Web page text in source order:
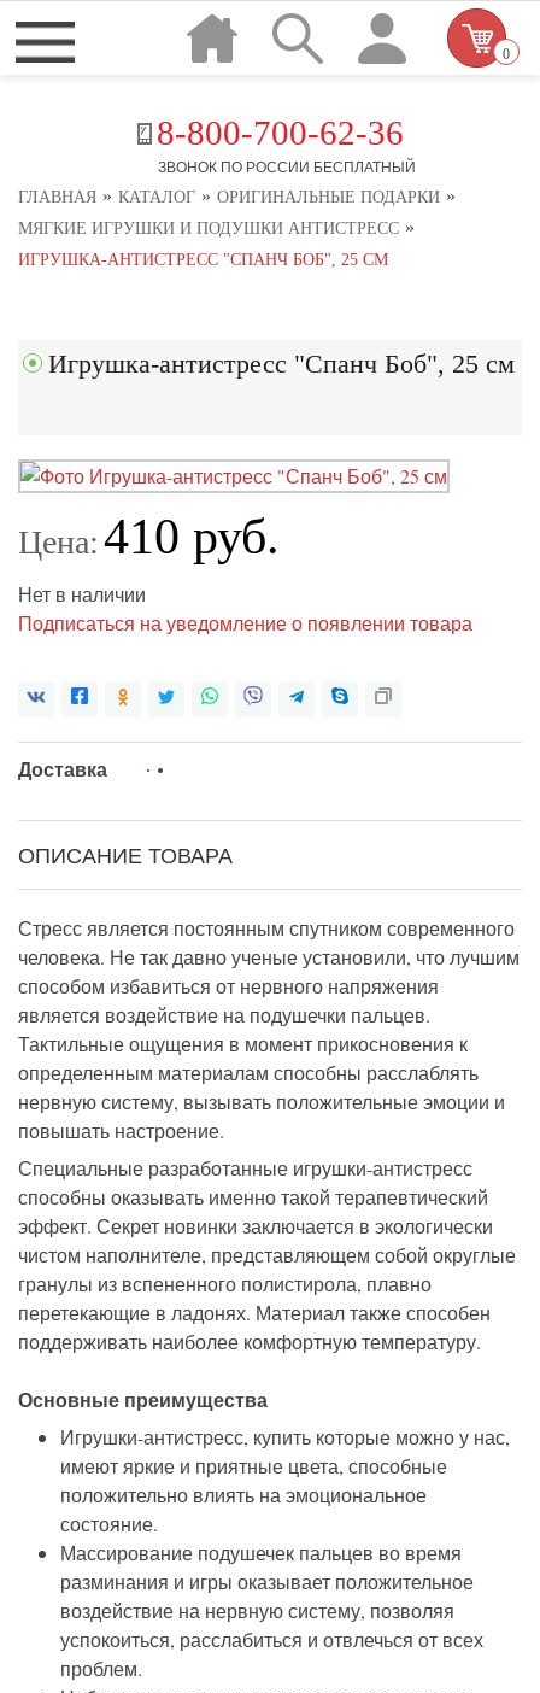
8-800-700-62-36
ЗВОНОК ПО РОССИИ БЕСПЛАТНЫЙ
0
ГЛАВНАЯ » КАТАЛОГ » ОРИГИНАЛЬНЫЕ ПОДАРКИ »
МЯГКИЕ ИГРУШКИ И ПОДУШКИ АНТИСТРЕСС »
ИГРУШКА-АНТИСТРЕСС "СПАНЧ БОБ", 25 СМ
Игрушка-антистресс "Спанч Боб", 25 см
Цена:410 руб.
Нет в наличии
Подписаться на уведомление о появлении товара
Доставка
ОПИСАНИЕ ТОВАРА
Стресс является постоянным спутником современного
человека. Не так давно ученые установили, что лучшим
способом избавиться от нервного напряжения
является воздействие на подушечки пальцев.
Тактильные ощущения в момент прикосновения к
определенным материалам способны расслаблять
нервную систему, вызывать положительные эмоции и
повышать настроение.
Специальные разработанные игрушки-антистресс
способны оказывать именно такой терапевтический
эффект. Секрет новинки заключается в экологически
чистом наполнителе, представляющем собой округлые
гранулы из вспененного полистирола, плавно
перетекающие в ладонях. Материал также способен
поддерживать наиболее комфортную температуру.
Основные преимущества
Игрушки-антистресс, купить которые можно у нас,
имеют яркие и приятные цвета, способные
положительно влиять на эмоциональное
состояние.
Массирование подушечек пальцев во время
разминания и игры оказывает положительное
воздействие на нервную систему, позволяя
успокоиться, расслабиться и отвлечься от всех
проблем.